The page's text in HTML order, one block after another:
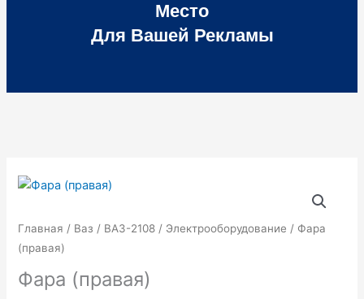
Место
Для Вашей Рекламы
Главная / Ваз / ВАЗ-2108 / Электрооборудование / Фара
(правая)
Фара (правая)
Количество
Фара
(правая)